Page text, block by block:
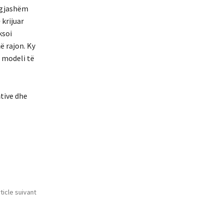
krijuar
rajon. Ky
modeli të
dhe
suivant